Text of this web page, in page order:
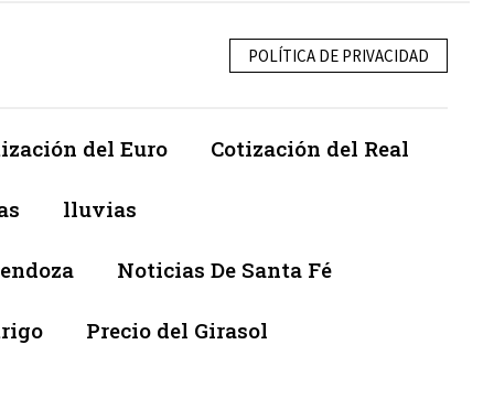
POLÍTICA DE PRIVACIDAD
del Euro Cotización del Real
lluvias
Noticias De Santa Fé
Precio del Girasol